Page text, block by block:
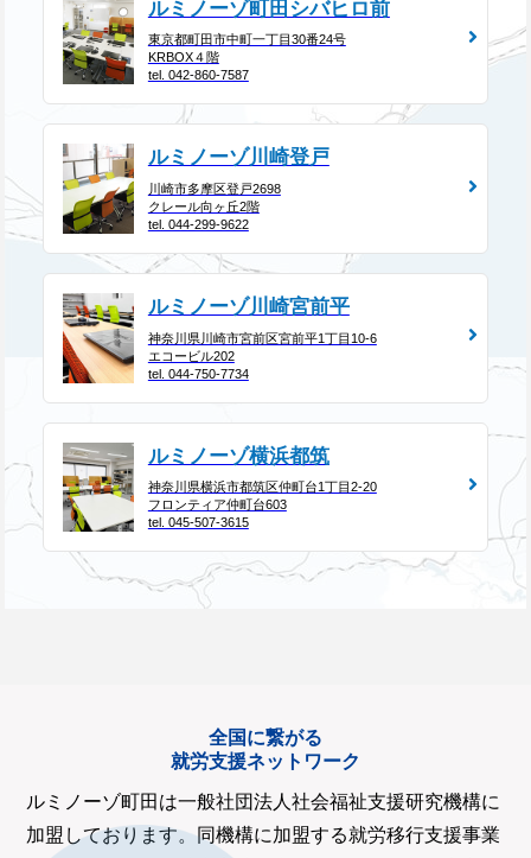
ルミノーゾ町田シバヒロ前
東京都町田市中町一丁目30番24号
KRBOX４階
tel. 042-860-7587
ルミノーゾ川崎登戸
川崎市多摩区登戸2698
クレール向ヶ丘2階
tel. 044-299-9622
ルミノーゾ川崎宮前平
神奈川県川崎市宮前区宮前平1丁目10-6
エコービル202
tel. 044-750-7734
ルミノーゾ横浜都筑
神奈川県横浜市都筑区仲町台1丁目2-20
フロンティア仲町台603
tel. 045-507-3615
全国に繋がる
就労支援ネットワーク
ルミノーゾ町田は一般社団法人社会福祉支援研究機構に
加盟しております。同機構に加盟する就労移行支援事業